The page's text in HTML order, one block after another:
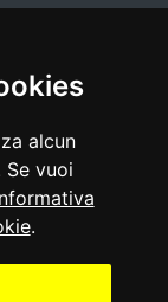
alcun
vuoi
.